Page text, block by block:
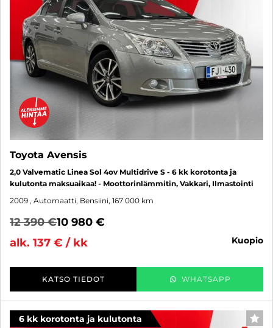
Toyota Avensis
2,0 Valvematic Linea Sol 4ov Multidrive S - 6 kk korotonta ja
kulutonta maksuaikaa! - Moottorinlämmitin, Vakkari, Ilmastointi
2009 , Automaatti, Bensiini, 167 000 km
12 390 €10 980 €
alk. 137 € / kk
kuopio
KATSO TIEDOT WHATSAPP
6 kk korotonta ja kulutonta